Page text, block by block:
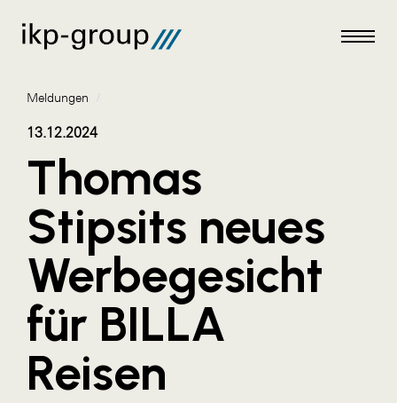
Meldungen
AKTUELLES
ACO
ALEX Krems
Amazon Web Services
Artweger
AustroCel Hallein
Meldungen /
13.12.2024
Thomas
Stipsits neues
Werbegesicht
für BILLA
Reisen